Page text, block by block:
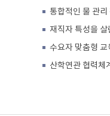
통합적인 물 관리
재직자 특성을
수요자 맞춤형 교
산학연관 협력체